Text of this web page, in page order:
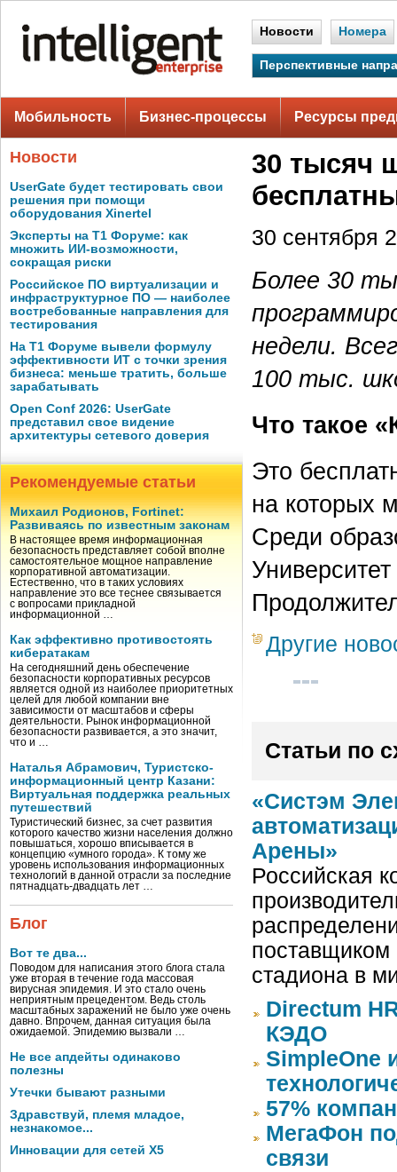
Новости Номера
Перспективные
Мобильность Бизнес-процессы Ресурсы
Новости
UserGate будет тестировать свои
решения при помощи
оборудования Xinertel
Эксперты на Т1 Форуме: как
множить ИИ-возможности,
сокращая риски
Российское ПО виртуализации и
инфраструктурное ПО — наиболее
востребованные направления для
тестирования
На Т1 Форуме вывели формулу
эффективности ИТ с точки зрения
бизнеса: меньше тратить, больше
зарабатывать
Open Conf 2026: UserGate
представил свое видение
архитектуры сетевого доверия
Рекомендуемые статьи
Михаил Родионов, Fortinet:
Развиваясь по известным законам
В настоящее время информационная
безопасность представляет собой вполне
самостоятельное мощное направление
корпоративной автоматизации.
Естественно, что в таких условиях
направление это все теснее связывается
с вопросами прикладной
информационной …
Как эффективно противостоять
кибератакам
На сегодняшний день обеспечение
безопасности корпоративных ресурсов
является одной из наиболее приоритетных
целей для любой компании вне
зависимости от масштабов и сферы
деятельности. Рынок информационной
безопасности развивается, а это значит,
что и …
Наталья Абрамович, Туристско-
информационный центр Казани:
Виртуальная поддержка реальных
путешествий
Туристический бизнес, за счет развития
которого качество жизни населения должно
повышаться, хорошо вписывается в
концепцию «умного города». К тому же
уровень использования информационных
технологий в данной отрасли за последние
пятнадцать-двадцать лет …
Блог
Вот те два...
Поводом для написания этого блога стала
уже вторая в течение года массовая
вирусная эпидемия. И это стало очень
неприятным прецедентом. Ведь столь
масштабных заражений не было уже очень
давно. Впрочем, данная ситуация была
ожидаемой. Эпидемию вызвали …
Не все апдейты одинаково
полезны
Утечки бывают разными
Здравствуй, племя младое,
незнакомое...
Инновации для сетей X5
30 тысяч
30 сентября
Более 30
недели.
100 тыс.
Что такое
Это
на которых
Среди
Другие
Статьи по
«Систэм
Арены»
Российская
поставщиком
стадиона в
Directum
КЭДО
SimpleOne
57%
МегаФон
связи